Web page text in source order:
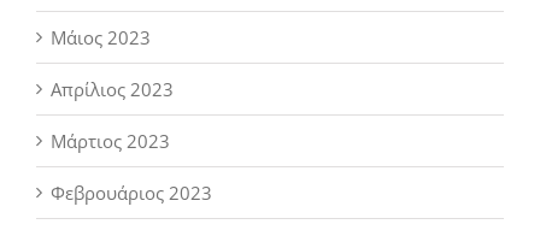
Μάιος 2023
Απρίλιος 2023
Μάρτιος 2023
Φεβρουάριος 2023